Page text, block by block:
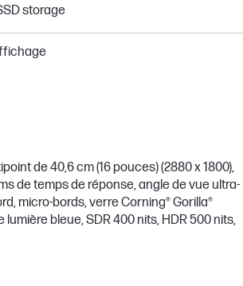
storage
de 40,6 cm (16 pouces) (2880 x 1800),
ms de temps de réponse, angle de vue ultra-
micro-bords, verre Corning® Gorilla®
lumière bleue, SDR 400 nits, HDR 500 nits,